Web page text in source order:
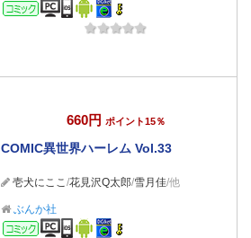
コミック
660円 ポイント15％
COMIC異世界ハーレム Vol.33
壱犬にここ/花見沢Q太郎/雪月佳/他
ぶんか社
コミック